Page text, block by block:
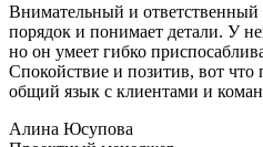
Внимательный и ответственный
порядок и понимает детали. У
но он умеет гибко
Спокойствие и позитив, вот что
общий язык с клиентами и
Алина Юсупова